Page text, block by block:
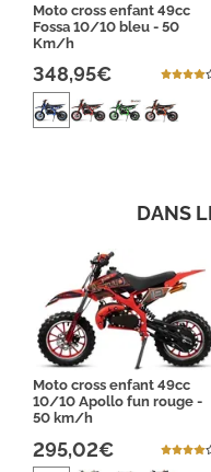
Moto cross enfant 49cc
Fossa 10/10 bleu - 50
Km/h
348,95€
DANS
Moto cross enfant 49cc
10/10 Apollo fun rouge -
50 km/h
295,02€